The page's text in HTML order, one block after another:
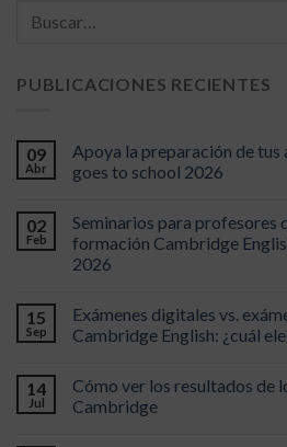
PUBLICACIONES RECIENTES
09
Abr
Apoya la preparación de
goes to school 2026
02
Feb
Seminarios para profesores
formación Cambridge
2026
15
Sep
Exámenes digitales vs.
Cambridge English: ¿cuál
14
Jul
Cómo ver los resultados de
Cambridge